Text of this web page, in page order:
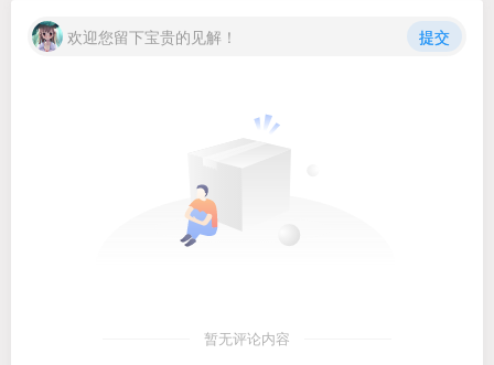
欢迎您留下宝贵的见解！ 提交
暂无评论内容